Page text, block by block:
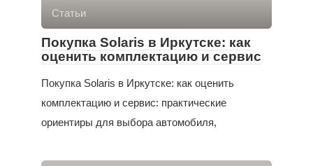
Статьи
Покупка Solaris в Иркутске: как
оценить комплектацию и сервис
Покупка Solaris в Иркутске: как оценить
комплектацию и сервис: практические
ориентиры для выбора автомобиля,